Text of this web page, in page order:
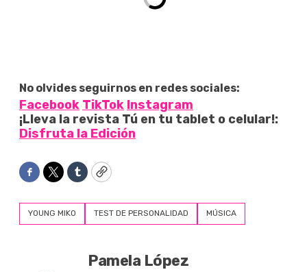
No olvides seguirnos en redes sociales:
Facebook TikTok Instagram
¡Lleva la revista Tú en tu tablet o celular!:
Disfruta la Edición
Facebook
TwitterTumblrCopy
YOUNG MIKO TEST DE PERSONALIDAD MÚSICA
Pamela López